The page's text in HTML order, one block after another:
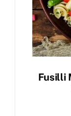
Fusilli